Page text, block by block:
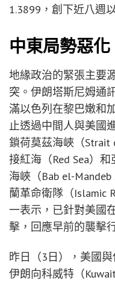
1.3899，創下近八週
中東局勢惡
地緣政治的緊張主要
突。伊朗塔斯尼姆通
滿以色列在黎巴嫩和
止透過中間人與美國
鎖荷莫茲海峽（Strait
接紅海（Red Sea）
海峽（Bab el-
蘭革命衛隊（Islamic
一表示，已針對美國
擊，回應早前的襲擊
昨日（3日），美國
伊朗向科威特（